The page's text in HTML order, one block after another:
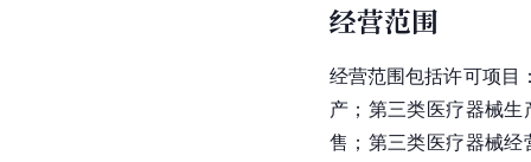
经营范围
经营范围包括许可项目
产；第三类医疗器械
售；第三类医疗器械